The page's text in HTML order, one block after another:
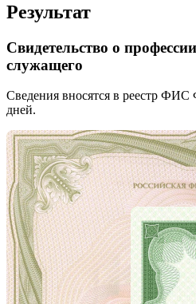
Результат
Свидетельство о
служащего
Сведения вносятся в реестр
дней.